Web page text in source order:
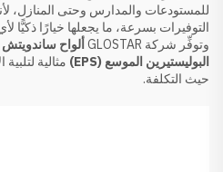
للمستودعات والمدارس وحتى المنازل،
التوفيرات بسرعة، ما يجعلها خيارًا ذكيًّا
وتوفِّر شركة GLOSTAR
ألواح
البوليستيرين الموسع (EPS)
مثالية
حيث التكلفة.